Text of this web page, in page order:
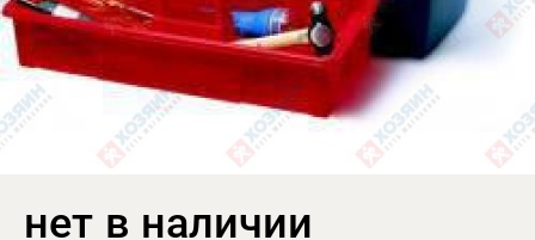
нет в наличии